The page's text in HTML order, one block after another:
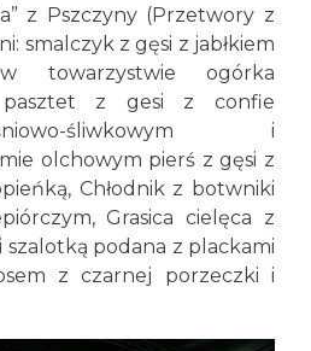
z Pszczyny (Przetwory z
smalczyk z gęsi z jabłkiem
towarzystwie ogórka
pasztet z gesi z confie
śliwkowym i
olchowym pierś z gęsi z
Chłodnik z botwniki
Grasica cielęca z
szalotką podana z plackami
z czarnej porzeczki i